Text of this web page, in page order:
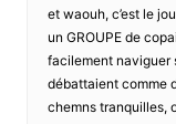
et waouh, c’est le
un GROUPE de
facilement naviguer
débattaient comme
chemns tranquilles,